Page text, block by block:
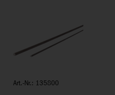
Art.-Nr.: 135800